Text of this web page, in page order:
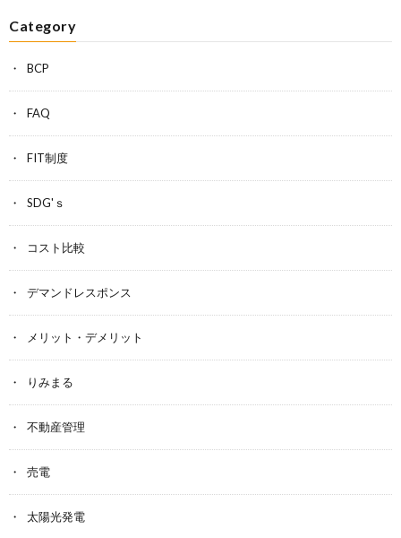
Category
BCP
FAQ
FIT制度
SDG'ｓ
コスト比較
デマンドレスポンス
メリット・デメリット
りみまる
不動産管理
売電
太陽光発電